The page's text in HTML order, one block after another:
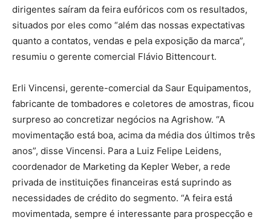
dirigentes saíram da feira eufóricos com os resultados,
situados por eles como “além das nossas expectativas
quanto a contatos, vendas e pela exposição da marca”,
resumiu o gerente comercial Flávio Bittencourt.
Erli Vincensi, gerente-comercial da Saur Equipamentos,
fabricante de tombadores e coletores de amostras, ficou
surpreso ao concretizar negócios na Agrishow. “A
movimentação está boa, acima da média dos últimos três
anos”, disse Vincensi. Para a Luiz Felipe Leidens,
coordenador de Marketing da Kepler Weber, a rede
privada de instituições financeiras está suprindo as
necessidades de crédito do segmento. “A feira está
movimentada, sempre é interessante para prospecção e